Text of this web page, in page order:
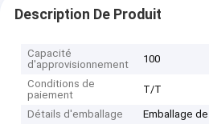
Description De Produit
Capacité
d'approvisionnement
100
Conditions de
paiement
T/T
Détails d'emballage
Emballage